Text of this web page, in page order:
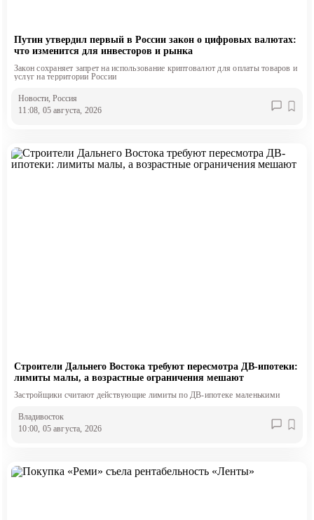
Путин утвердил первый в России закон о цифровых валютах:
что изменится для инвесторов и рынка
Закон сохраняет запрет на использование криптовалют для оплаты товаров и
услуг на территории России
Новости, Россия
11:08, 05 августа, 2026
Строители Дальнего Востока требуют пересмотра ДВ-ипотеки:
лимиты малы, а возрастные ограничения мешают
Застройщики считают действующие лимиты по ДВ-ипотеке маленькими
Владивосток
10:00, 05 августа, 2026